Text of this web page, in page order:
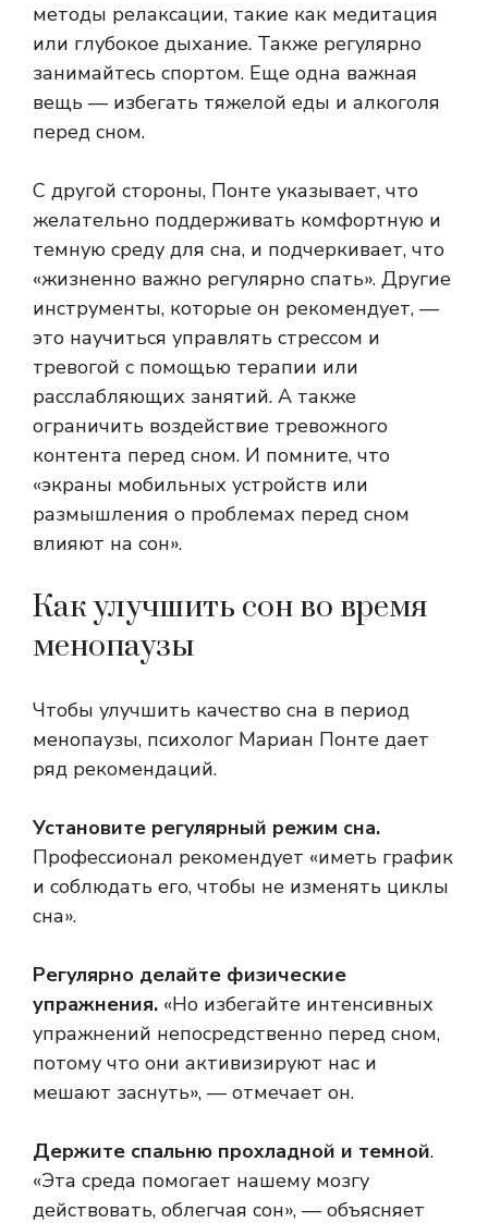
методы релаксации, такие как медитация
или глубокое дыхание. Также регулярно
занимайтесь спортом. Еще одна важная
вещь — избегать тяжелой еды и алкоголя
перед сном.
С другой стороны, Понте указывает, что
желательно поддерживать комфортную и
темную среду для сна, и подчеркивает, что
«жизненно важно регулярно спать». Другие
инструменты, которые он рекомендует, —
это научиться управлять стрессом и
тревогой с помощью терапии или
расслабляющих занятий. А также
ограничить воздействие тревожного
контента перед сном. И помните, что
«экраны мобильных устройств или
размышления о проблемах перед сном
влияют на сон».
Как улучшить сон во время
менопаузы
Чтобы улучшить качество сна в период
менопаузы, психолог Мариан Понте дает
ряд рекомендаций.
Установите регулярный режим сна.
Профессионал рекомендует «иметь график
и соблюдать его, чтобы не изменять циклы
сна».
Регулярно делайте физические
упражнения. «Но избегайте интенсивных
упражнений непосредственно перед сном,
потому что они активизируют нас и
мешают заснуть», — отмечает он.
Держите спальню прохладной и темной.
«Эта среда помогает нашему мозгу
действовать, облегчая сон», — объясняет